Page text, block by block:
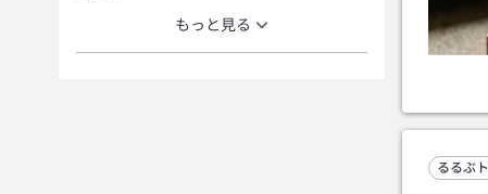
もっと見る
るるぶ